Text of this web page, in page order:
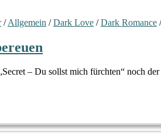
/Allgemein /Dark Love /Dark Romance
– Du sollst mich fürchten“ noch